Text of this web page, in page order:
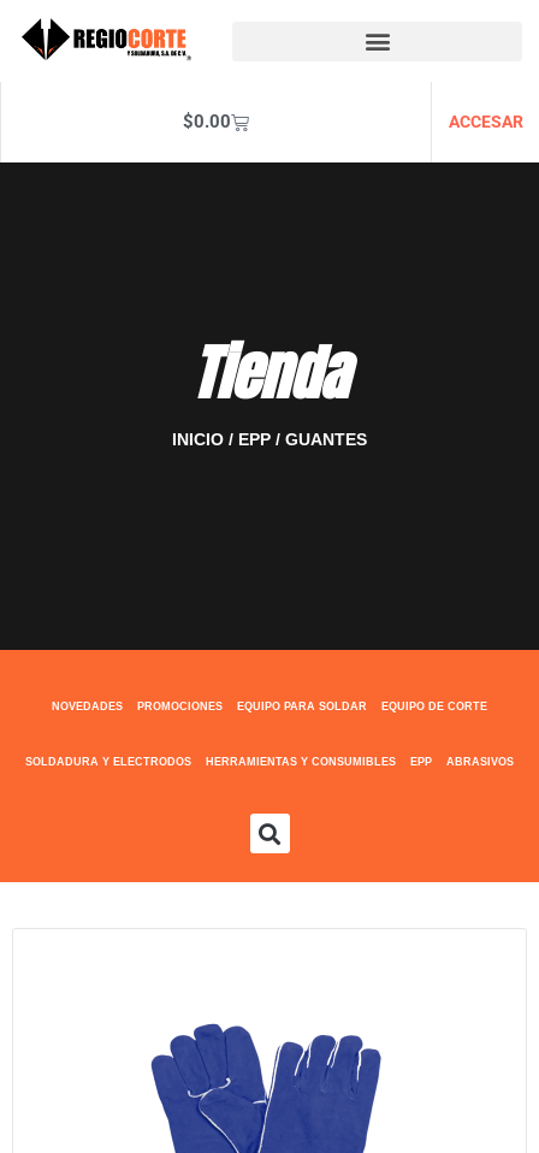
$0.00 ACCESAR
Tienda
INICIO / EPP / GUANTES
NOVEDADES PROMOCIONES EQUIPO PARA SOLDAR EQUIPO DE CORTE
SOLDADURA Y ELECTRODOS HERRAMIENTAS Y CONSUMIBLES EPP ABRASIVOS